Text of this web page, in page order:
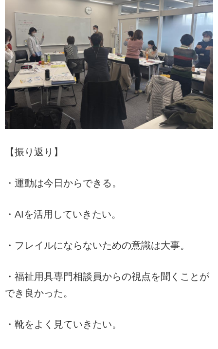
【振り返り】
・運動は今日からできる。
・AIを活用していきたい。
・フレイルにならないための意識は大事。
・福祉用具専門相談員からの視点を聞くことが
でき良かった。
・靴をよく見ていきたい。